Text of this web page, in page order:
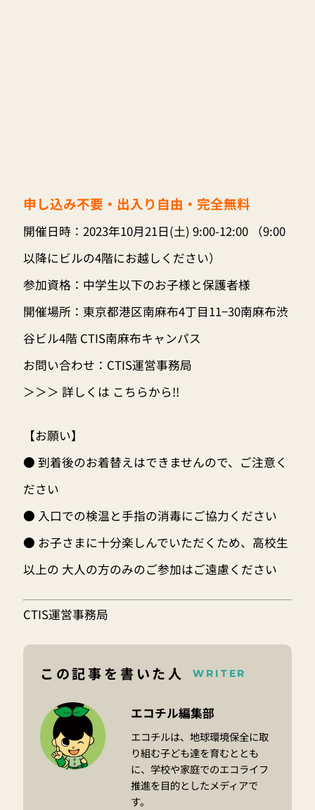
申し込み不要・ 出入り自由・ 完全無料
開催日時：2023年10月21日(土) 9:00-12:00 （9:00
以降にビルの4階にお越しください）
参加資格：中学生以下のお子様と保護者様
開催場所：東京都港区南麻布4丁目11−30南麻布渋
谷ビル4階 CTIS南麻布キャンパス
お問い合わせ：CTIS運営事務局
＞＞＞ 詳しくは こちらから!!
【お願い】
● 到着後のお着替えはできませんので、ご注意く
ださい
● 入口での検温と手指の消毒にご協力ください
● お子さまに十分楽しんでいただくため、高校生
以上の 大人の方のみのご参加はご遠慮ください
CTIS運営事務局
この記事を書いた人 WRITER
エコチル編集部
エコチルは、地球環境保全に取
り組む子ども達を育むととも
に、学校や家庭でのエコライフ
推進を目的としたメディアで
す。